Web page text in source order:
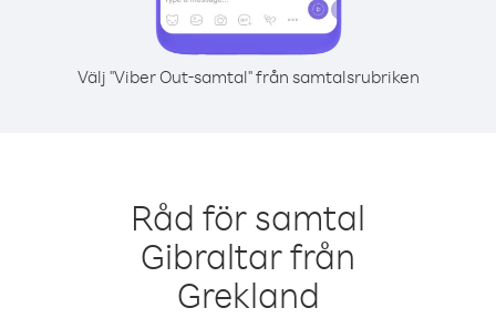
Välj "Viber Out-samtal" från samtalsrubriken
Råd för samtal
Gibraltar från
Grekland